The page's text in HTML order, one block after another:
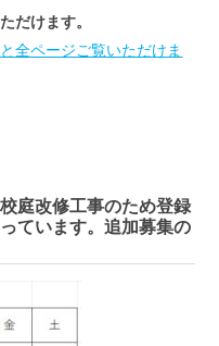
だけます。
全ページご覧いただけま
庭改修工事のため登録
ています。追加募集の